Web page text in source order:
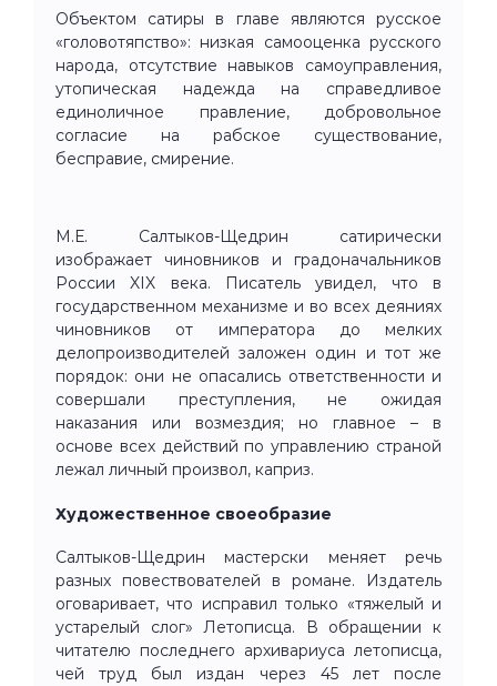
Объектом сатиры в главе являются русское
«головотяпство»: низкая самооценка русского
народа, отсутствие навыков самоуправления,
утопическая надежда на справедливое
единоличное правление, добровольное
согласие на рабское существование,
бесправие, смирение.
М.Е. Салтыков-Щедрин сатирически
изображает чиновников и градоначальников
России XIX века. Писатель увидел, что в
государственном механизме и во всех деяниях
чиновников от императора до мелких
делопроизводителей заложен один и тот же
порядок: они не опасались ответственности и
совершали преступления, не ожидая
наказания или возмездия; но главное – в
основе всех действий по управлению страной
лежал личный произвол, каприз.
Художественное своеобразие
Салтыков-Щедрин мастерски меняет речь
разных повествователей в романе. Издатель
оговаривает, что исправил только «тяжелый и
устарелый слог» Летописца. В обращении к
читателю последнего архивариуса летописца,
чей труд был издан через 45 лет после